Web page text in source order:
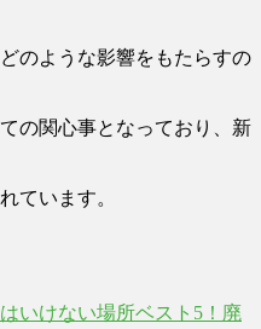
のような影響をもたらすの
の関心事となっており、新
ています。
いけない場所ベスト5！廃